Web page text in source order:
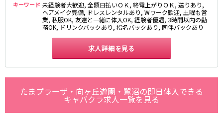
キーワード 未経験者大歓迎, 全額日払いＯＫ, 終電上がりＯＫ, 送りあり,
ヘアメイク完備, ドレスレンタルあり, Wワーク歓迎, 土曜も営
業, 私服OK, 友達と一緒に体入OK, 経験者優遇, 3時間以内の勤
務OK, ドリンクバックあり, 指名バックあり, 同伴バックあり
求人詳細を見る
たまプラーザ・向ヶ丘遊園・鷺沼の即日体入できる
キャバクラ求人一覧を見る
神奈川県
川崎
藤沢・鎌倉
相模原
横浜
平塚
福富町・伊勢佐木町
横須賀
上大岡・戸塚
武蔵小杉
たまプラーザ・向ヶ丘遊園・鷺沼
元住吉・綱島
浅草橋駅
水道橋駅
東中野駅
飯田橋駅
下総中山駅
幕張本郷駅
JR中央線(快速)
立川駅
吉祥寺駅
神田駅